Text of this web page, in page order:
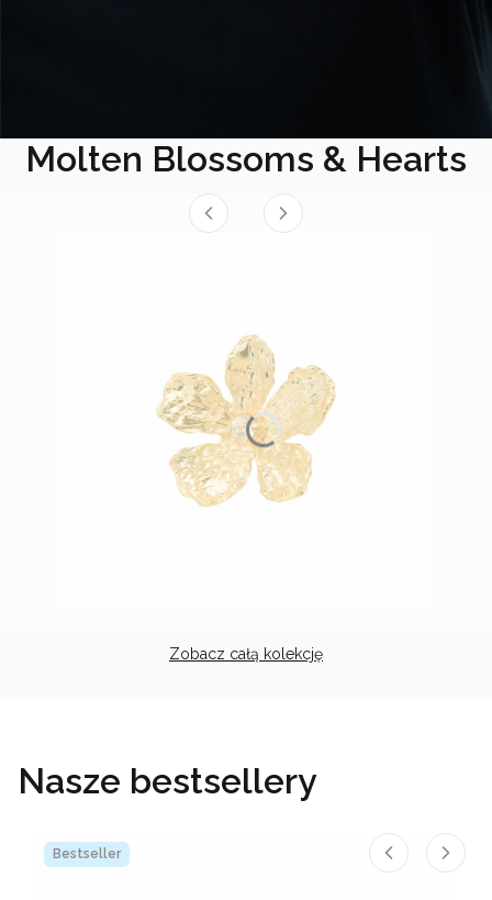
Molten Blossoms & Hearts
Zobacz całą kolekcję
Nasze bestsellery
Bestseller